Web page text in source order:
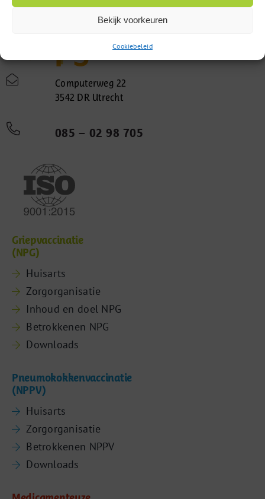
Bekijk voorkeuren
Cookiebeleid
Computerweg 22
3542 DR Utrecht
085 – 02 98 705
Griepvaccinatie
(NPG)
Huisarts
Zorgorganisatie
Inhoud en doel NPG
Betrokkenen NPG
Downloads
Pneumokokkenvaccinatie
(NPPV)
Huisarts
Zorgorganisatie
Betrokkenen NPPV
Downloads